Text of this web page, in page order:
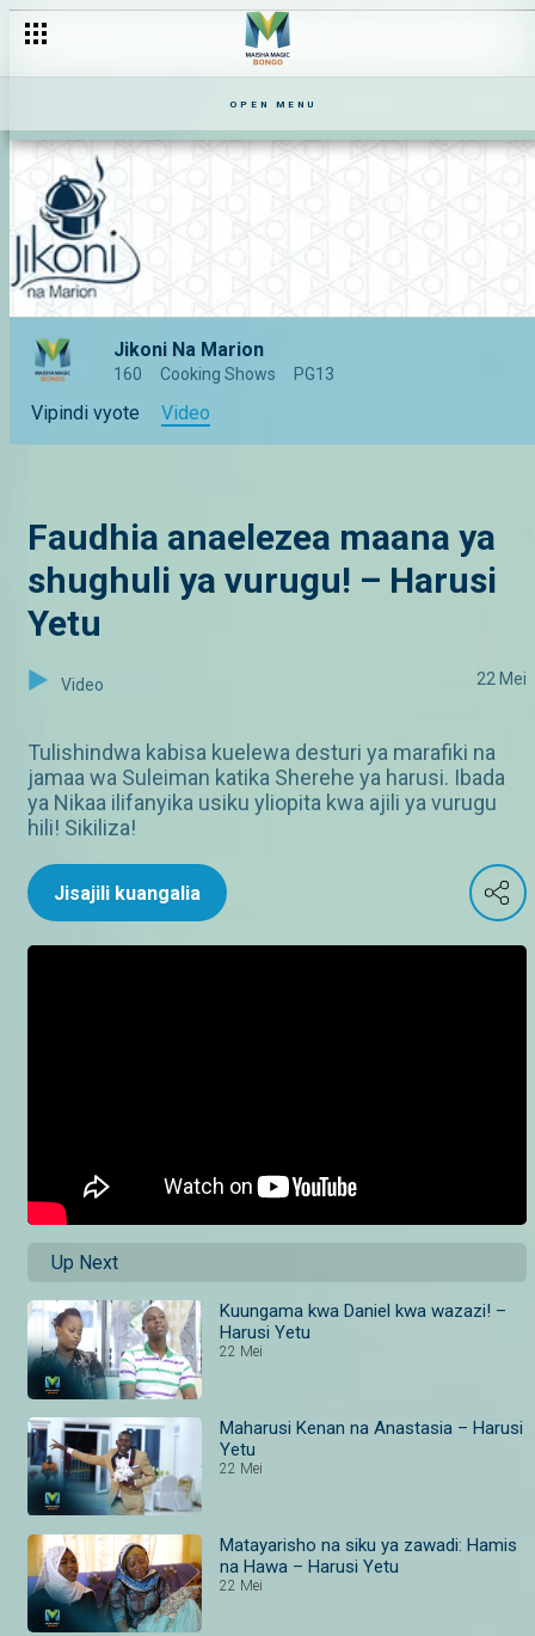
OPEN MENU
Jikoni Na Marion
160 Cooking Shows PG13
Vipindi vyote Video
Faudhia anaelezea maana ya
shughuli ya vurugu! – Harusi
Yetu
Video 22 Mei
Tulishindwa kabisa kuelewa desturi ya marafiki na
jamaa wa Suleiman katika Sherehe ya harusi. Ibada
ya Nikaa ilifanyika usiku yliopita kwa ajili ya vurugu
hili! Sikiliza!
Jisajili kuangalia
Up Next
Kuungama kwa Daniel kwa wazazi! –
Harusi Yetu
22 Mei
Maharusi Kenan na Anastasia – Harusi
Yetu
22 Mei
Matayarisho na siku ya zawadi: Hamis
na Hawa – Harusi Yetu
22 Mei